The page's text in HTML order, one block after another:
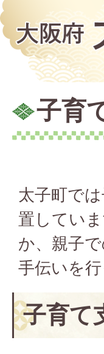
子育
太子町で
置してい
か、親子
手伝いを行
子育て